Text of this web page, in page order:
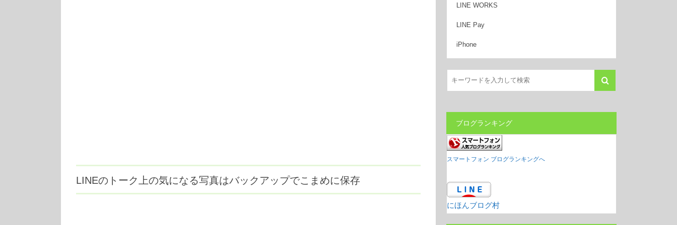
LINEのトーク上の気になる写真はバックアップでこまめに保存
LINE WORKS
LINE Pay
iPhone
ブログランキング
スマートフォン ブログランキングへ
にほんブログ村